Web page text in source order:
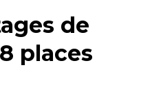
de
places